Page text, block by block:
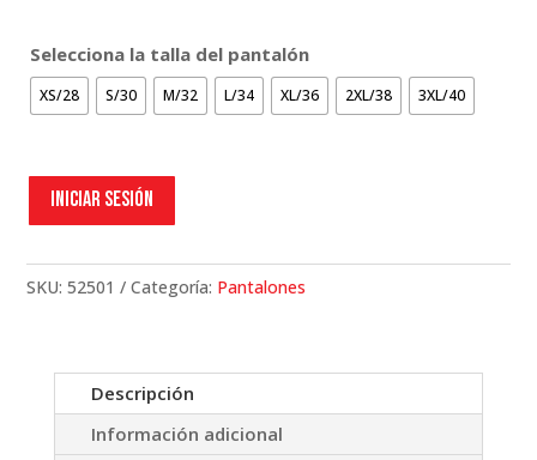
Selecciona la talla del pantalón
XS/28 S/30 M/32 L/34 XL/36 2XL/38 3XL/40
Iniciar sesión
SKU:52501 Categoría: Pantalones
Descripción
Información adicional